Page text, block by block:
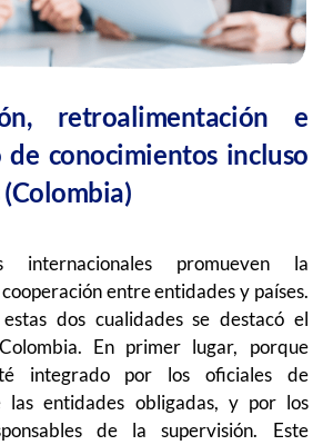
retroalimentación e
conocimientos incluso
internacionales promueven la
entre entidades y países.
dos cualidades se destacó el
En primer lugar, porque
integrado por los oficiales de
las entidades obligadas, y por los
de la supervisión. Este